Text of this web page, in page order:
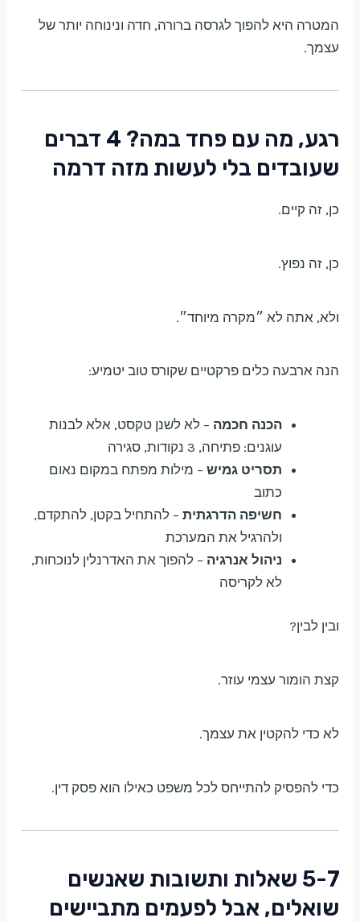
המטרה היא להפוך לגרסה ברורה, חדה ונינוחה יותר של
עצמך.
רגע, מה עם פחד במה? 4 דברים
שעובדים בלי לעשות מזה דרמה
כן, זה קיים.
כן, זה נפוץ.
ולא, אתה לא ״מקרה מיוחד״.
הנה ארבעה כלים פרקטיים שקורס טוב יטמיע:
הכנה חכמה – לא לשנן טקסט, אלא לבנות
עוגנים: פתיחה, 3 נקודות, סגירה
תסריט גמיש – מילות מפתח במקום נאום
כתוב
חשיפה הדרגתית – להתחיל בקטן, להתקדם,
ולהרגיל את המערכת
ניהול אנרגיה – להפוך את האדרנלין לנוכחות,
לא לקריסה
ובין לבין?
קצת הומור עצמי עוזר.
לא כדי להקטין את עצמך.
כדי להפסיק להתייחס לכל משפט כאילו הוא פסק דין.
5-7 שאלות ותשובות שאנשים
שואלים, אבל לפעמים מתביישים